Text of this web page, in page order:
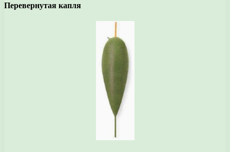
Перевернутая капля